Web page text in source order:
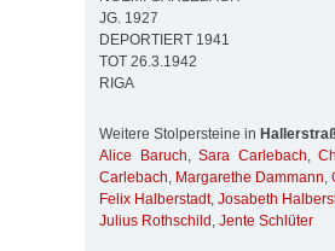
JG. 1927
DEPORTIERT 1941
TOT 26.3.1942
RIGA
Weitere Stolpersteine in
Alice Baruch, Sara Carlebach,
Carlebach, Margarethe Dammann,
Felix Halberstadt, Josabeth
Julius Rothschild , Jente Schlüter